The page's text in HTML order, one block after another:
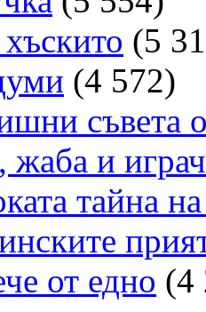
(5
(4 572)
съвета
и
тайна
от едно (4